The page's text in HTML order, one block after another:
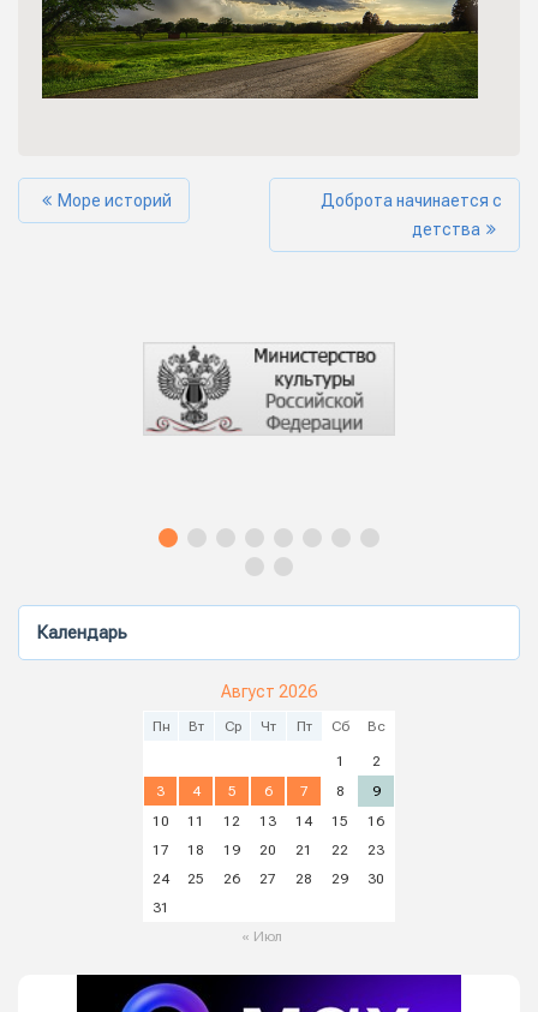
Календарь
Август 2026
Пн Вт Ср Чт Пт Сб Вс
1
2
3
4 5 6 7 8
9
10
11 12 13 14 15
16
17
18 19 20 21 22
23
24
25 26 27 28 29
30
31
« Июл
Море историй
Доброта начинается с
детства